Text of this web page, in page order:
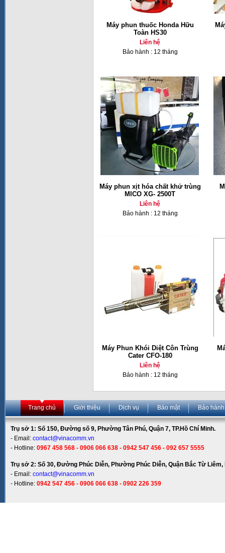
Máy phun thuốc Honda Hữu
Toàn HS30
Liên hệ
Bảo hành : 12 tháng
Máy phun xịt hóa chất khử trùng
MICO XG- 2500T
Liên hệ
Bảo hành : 12 tháng
Máy Phun Khói Diệt Côn Trùng
Cater CFO-180
Liên hệ
Bảo hành : 12 tháng
Trang chủ Giới thiệu Dịch vụ Bảo mật Bảo hành
Trụ sở 1: Số 150, Đường số 9, Phường Tân Phú, Quận 7, TP.Hồ Chí Minh.
- Email: contact@vinacomm.vn
- Hotline: 0967 458 568 - 0906 066 638 - 0942 547 456 - 092 657 5555
Trụ sở 2: Số 30, Đường Phúc Diễn, Phường Phúc Diễn, Quận Bắc Từ Liêm,
- Email: contact@vinacomm.vn
- Hotline: 0942 547 456 - 0906 066 638 - 0902 226 359